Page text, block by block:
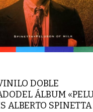
DOBLE
ÁLBUM
ALBERTO SPINETTA